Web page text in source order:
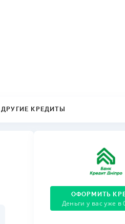
ДРУГИЕ КРЕДИТЫ
ОФОРМИТЬ
Деньги у вас уже в